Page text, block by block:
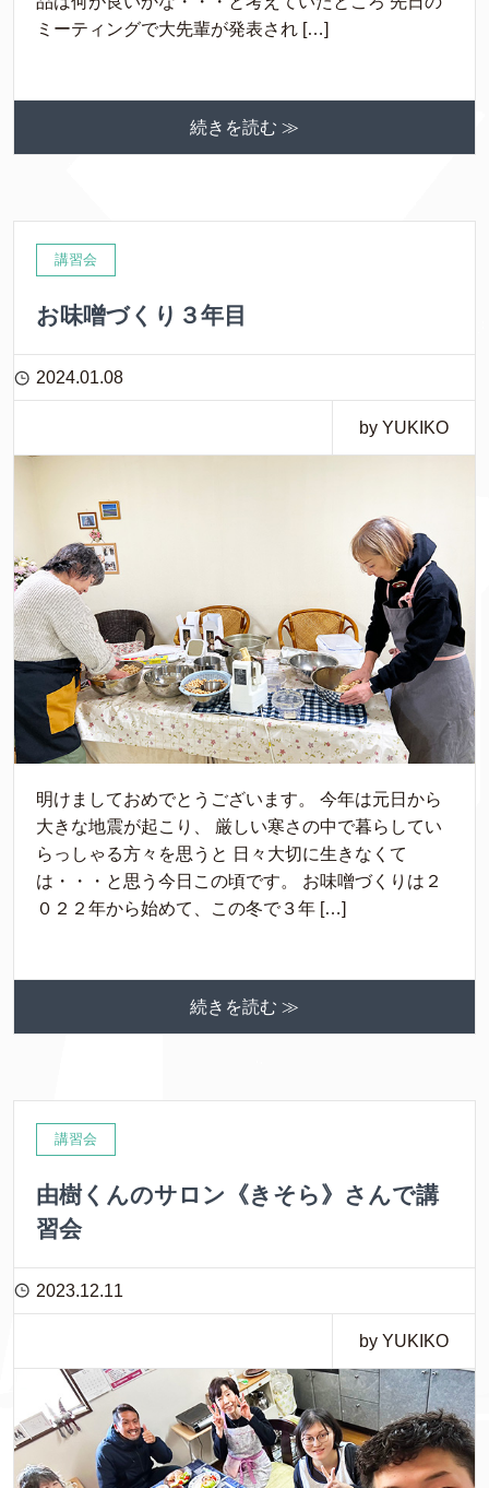
ミーティングで大先輩が発表され […]
続きを読む ≫
講習会
お味噌づくり３年目
2024.01.08
by YUKIKO
明けましておめでとうございます。 今年は元日から
大きな地震が起こり、 厳しい寒さの中で暮らしてい
らっしゃる方々を思うと 日々大切に生きなくて
は・・・と思う今日この頃です。 お味噌づくりは２
０２２年から始めて、この冬で３年 […]
続きを読む ≫
講習会
由樹くんのサロン《きそら》さんで講
習会
2023.12.11
by YUKIKO